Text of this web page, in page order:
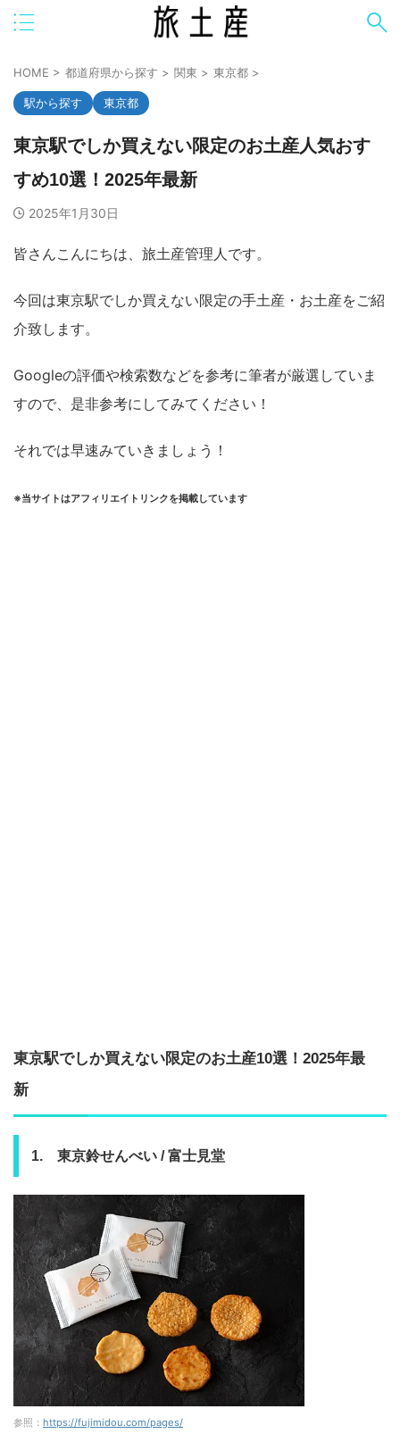
HOME > 都道府県から探す > 関東 > 東京都 >
駅から探す 東京都
東京駅でしか買えない限定のお土産人気おす
すめ10選！2025年最新
2025年1月30日
皆さんこんにちは、旅土産管理人です。
今回は東京駅でしか買えない限定の手土産・お土産をご紹
介致します。
Googleの評価や検索数などを参考に筆者が厳選していま
すので、是非参考にしてみてください！
それでは早速みていきましょう！
※当サイトはアフィリエイトリンクを掲載しています
東京駅でしか買えない限定のお土産10選！2025年最
新
1. 東京鈴せんべい / 富士見堂
参照： https://fujimidou.com/pages/